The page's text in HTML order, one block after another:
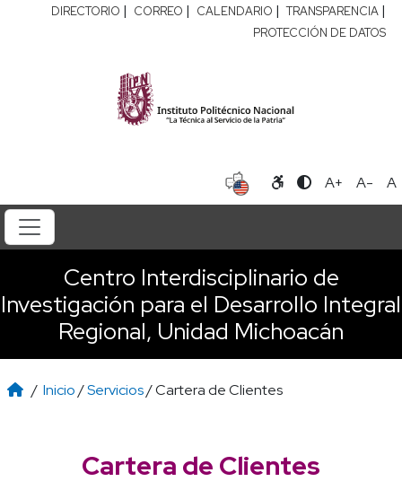
DIRECTORIO | CORREO | CALENDARIO | TRANSPARENCIA |
PROTECCIÓN DE DATOS
A+ A- A
Centro Interdisciplinario de
Investigación para el Desarrollo Integral
Regional, Unidad Michoacán
/ Inicio/Servicios/ Cartera de Clientes
Cartera de Clientes